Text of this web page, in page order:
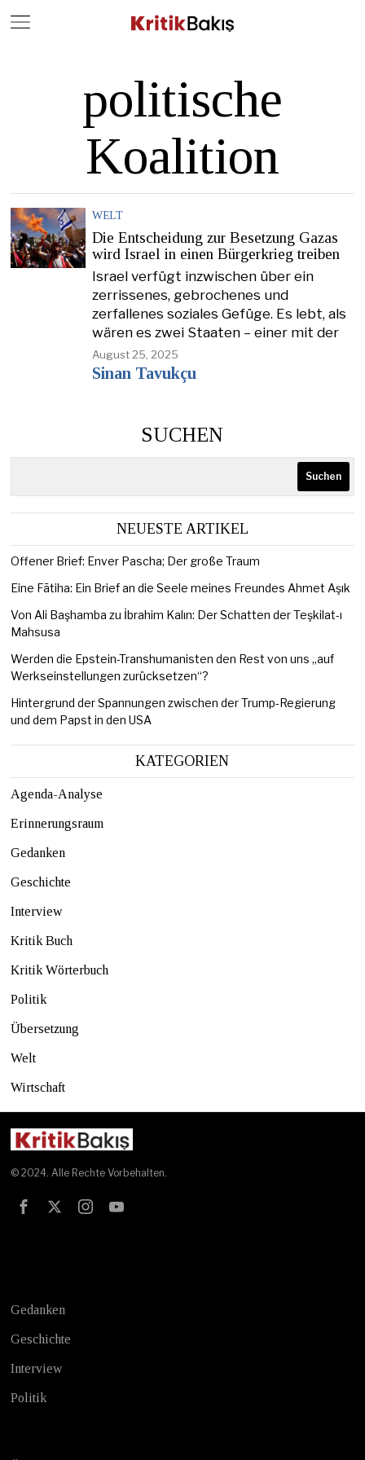
politische
Koalition
WELT
Die Entscheidung zur Besetzung Gazas
wird Israel in einen Bürgerkrieg treiben
Israel verfügt inzwischen über ein
zerrissenes, gebrochenes und
zerfallenes soziales Gefüge. Es lebt, als
wären es zwei Staaten – einer mit der
August 25, 2025
Sinan Tavukçu
SUCHEN
Suchen
NEUESTE ARTIKEL
Offener Brief: Enver Pascha; Der große Traum
Eine Fātiha: Ein Brief an die Seele meines Freundes Ahmet Aşık
Von Ali Başhamba zu İbrahim Kalın: Der Schatten der Teşkilat-ı
Mahsusa
Werden die Epstein-Transhumanisten den Rest von uns „auf
Werkseinstellungen zurücksetzen“?
Hintergrund der Spannungen zwischen der Trump-Regierung
und dem Papst in den USA
KATEGORIEN
Agenda-Analyse
Erinnerungsraum
Gedanken
Geschichte
Interview
Kritik Buch
Kritik Wörterbuch
Politik
Übersetzung
Welt
Wirtschaft
© 2024. Alle Rechte Vorbehalten.
Gedanken
Geschichte
Interview
Politik